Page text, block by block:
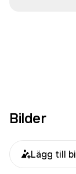
Bilder
Lägg till